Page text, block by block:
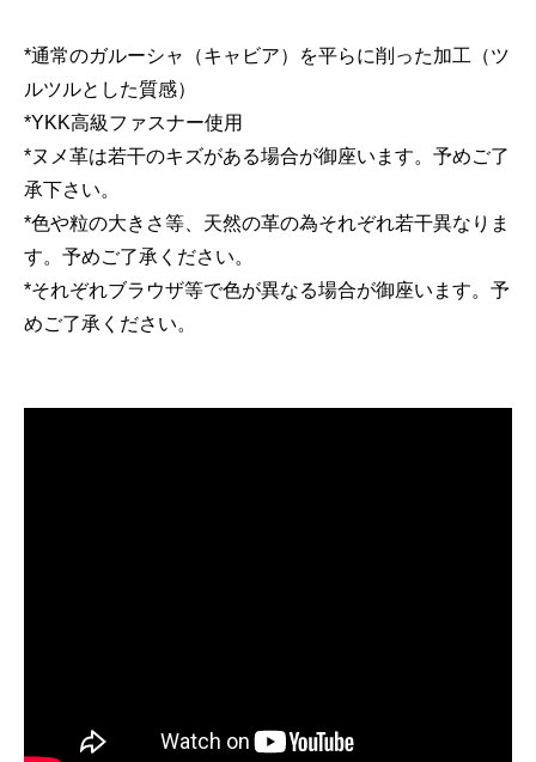
*通常のガルーシャ（キャビア）を平らに削った加工（ツ
ルツルとした質感）
*YKK高級ファスナー使用
*ヌメ革は若干のキズがある場合が御座います。予めご了
承下さい。
*色や粒の大きさ等、天然の革の為それぞれ若干異なりま
す。予めご了承ください。
*それぞれブラウザ等で色が異なる場合が御座います。予
めご了承ください。